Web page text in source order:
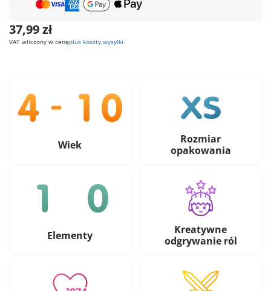
37,99 zł
VAT wliczony w cenęplus koszty wysyłki
Wiek
Rozmiar
opakowania
Elementy
Kreatywne
odgrywanie ról